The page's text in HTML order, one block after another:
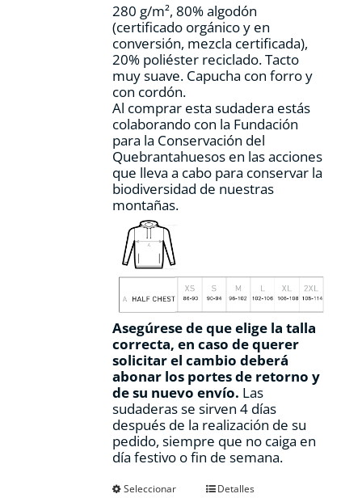
página
de
producto
280 g/m², 80% algodón
(certificado orgánico y en
conversión, mezcla certificada),
20% poliéster reciclado. Tacto
muy suave. Capucha con forro y
con cordón.
Al comprar esta sudadera estás
colaborando con la Fundación
para la Conservación del
Quebrantahuesos en las acciones
que lleva a cabo para conservar la
biodiversidad de nuestras
montañas.
Asegúrese de que elige la talla
correcta, en caso de querer
solicitar el cambio deberá
abonar los portes de retorno y
de su nuevo envío. Las
sudaderas se sirven 4 días
después de la realización de su
pedido, siempre que no caiga en
día festivo o fin de semana.
Seleccionar
EsteDetalles